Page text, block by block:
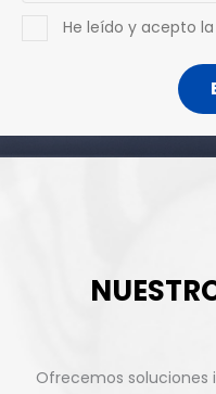
He leído y acepto la
Ofrecemos soluciones